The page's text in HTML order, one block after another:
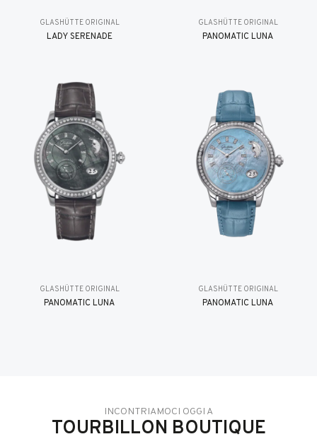
GLASHÜTTE ORIGINAL
LADY SERENADE
GLASHÜTTE ORIGINAL
PANOMATIC LUNA
GLASHÜTTE ORIGINAL
PANOMATIC LUNA
GLASHÜTTE ORIGINAL
PANOMATIC LUNA
INCONTRIAMOCI OGGI A
TOURBILLON BOUTIQUE